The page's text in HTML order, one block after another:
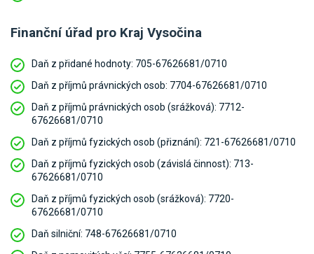
Finanční úřad pro Kraj Vysočina
Daň z přidané hodnoty: 705-67626681/0710
Daň z příjmů právnických osob: 7704-67626681/0710
Daň z příjmů právnických osob (srážková): 7712-
67626681/0710
Daň z příjmů fyzických osob (přiznání): 721-67626681/0710
Daň z příjmů fyzických osob (závislá činnost): 713-
67626681/0710
Daň z příjmů fyzických osob (srážková): 7720-
67626681/0710
Daň silniční: 748-67626681/0710